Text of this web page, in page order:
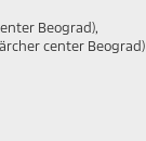
Beograd),
center Beograd)